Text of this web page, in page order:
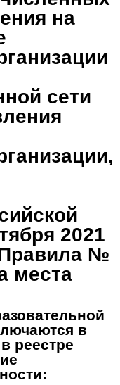
на
сети
2021
№
места
в
реестре